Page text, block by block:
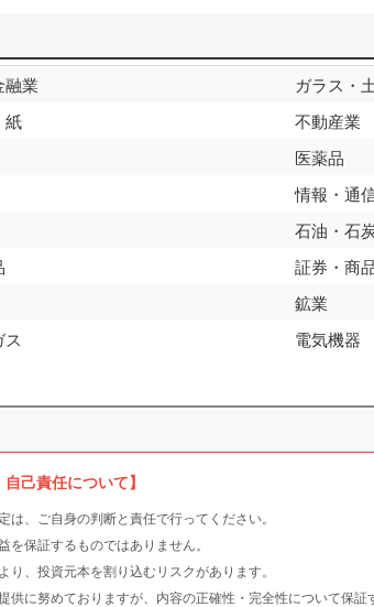
融業
ガラス・
紙
不動産業
医薬品
情報・通
石油・石
証券・商
鉱業
ス
電気機器
己責任について】
は、ご自身の判断と責任で行ってください。
を保証するものではありません。
り、投資元本を割り込むリスクがあります。
供に努めておりますが、内容の正確性・完全性について保証